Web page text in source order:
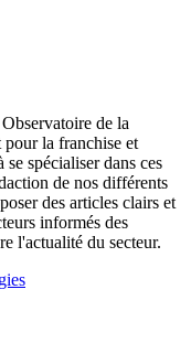
de la
pour la franchise et
spécialiser dans ces
de nos différents
des articles clairs et
informés des
l'actualité du secteur.